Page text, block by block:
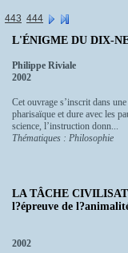
443 444
L'ÉNIGME DU DIX-
Philippe Riviale
2002
Cet ouvrage s’inscrit dans
pharisaïque et dure avec les
science, l’instruction donn...
Thématiques : Philosophie
LA TÂCHE
l?épreuve de
2002